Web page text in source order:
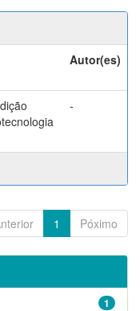
Autor(es)
-
1 Póximo
1